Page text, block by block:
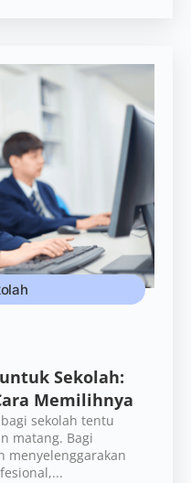
Sekolah:
Memilihnya
sekolah tentu
matang. Bagi
menyelenggarakan